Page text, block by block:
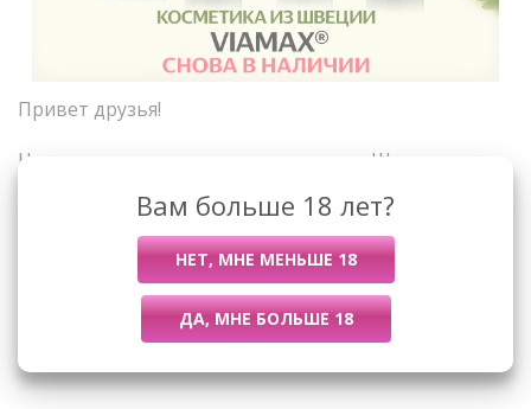
Привет друзья!
Новая поставка интим-косметики из Швеции
Назад к списку
Вам больше 18 лет?